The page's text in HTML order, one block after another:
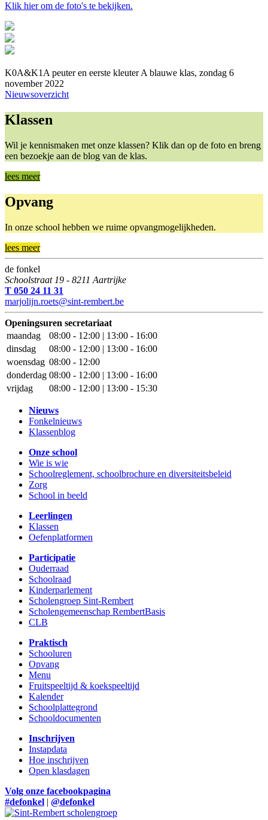
Klik hier om de foto's te bekijken.
K0A&K1A peuter en eerste kleuter A blauwe klas, zondag 6
november 2022
Nieuwsoverzicht
Klassen
Wil je kennismaken met onze klassen? Klik dan op de foto en breng
een bezoekje aan de blog van de klas.
lees meer
Opvang
In onze school hebben we ruime opvangmogelijkheden.
lees meer
de fonkel
Schoolstraat 19 - 8211 Aartrijke
T 050 24 11 31
marjolijn.roets@sint-rembert.be
Openingsuren secretariaat
maandag
08:00 - 12:00 | 13:00 - 16:00
dinsdag
08:00 - 12:00 | 13:00 - 16:00
woensdag 08:00 - 12:00
donderdag 08:00 - 12:00 | 13:00 - 16:00
vrijdag
08:00 - 12:00 | 13:00 - 15:30
Nieuws
Fonkelnieuws
Klassenblog
Onze school
Wie is wie
Schoolreglement, schoolbrochure en diversiteitsbeleid
Zorg
School in beeld
Leerlingen
Klassen
Oefenplatformen
Participatie
Ouderraad
Schoolraad
Kinderparlement
Scholengroep Sint-Rembert
Scholengemeenschap RembertBasis
CLB
Praktisch
Schooluren
Opvang
Menu
Fruitspeeltijd & koekspeeltijd
Kalender
Schoolplattegrond
Schooldocumenten
Inschrijven
Instapdata
Hoe inschrijven
Open klasdagen
Volg onze facebookpagina
#defonkel | @defonkel